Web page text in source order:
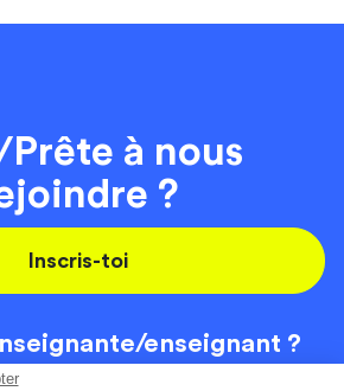
Prête à nous
?
Inscris-toi
enseignant ?
On recrute